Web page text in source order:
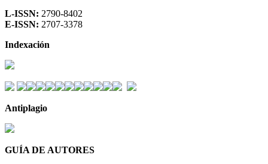
L-ISSN: 2790-8402
E-ISSN: 2707-3378
Indexación
Antiplagio
GUÍA DE AUTORES